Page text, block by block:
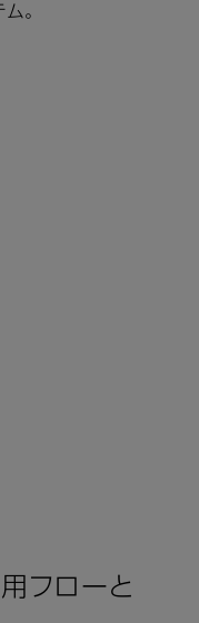
。
フローと